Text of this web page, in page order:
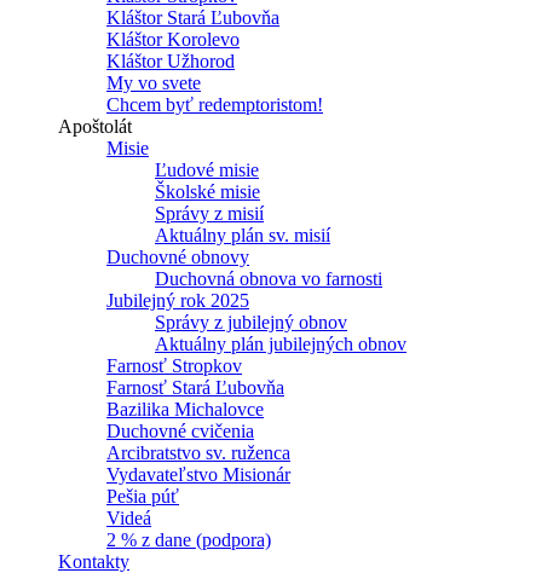
Kláštor Stará Ľubovňa
Kláštor Korolevo
Kláštor Užhorod
My vo svete
Chcem byť redemptoristom!
Apoštolát
Misie
Ľudové misie
Školské misie
Správy z misií
Aktuálny plán sv. misií
Duchovné obnovy
Duchovná obnova vo farnosti
Jubilejný rok 2025
Správy z jubilejný obnov
Aktuálny plán jubilejných obnov
Farnosť Stropkov
Farnosť Stará Ľubovňa
Bazilika Michalovce
Duchovné cvičenia
Arcibratstvo sv. ruženca
Vydavateľstvo Misionár
Pešia púť
Videá
2 % z dane (podpora)
Kontakty